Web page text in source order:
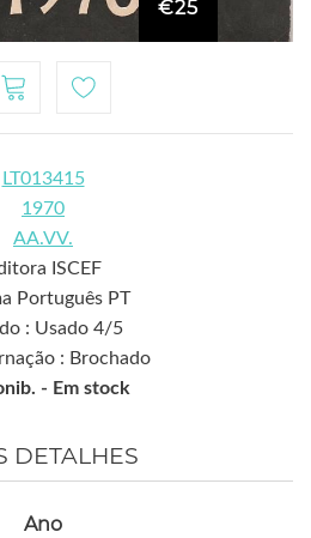
€25
LT013415
1970
AA.VV.
ISCEF
Português PT
: Usado 4/5
: Brochado
- Em stock
DETALHES
Ano